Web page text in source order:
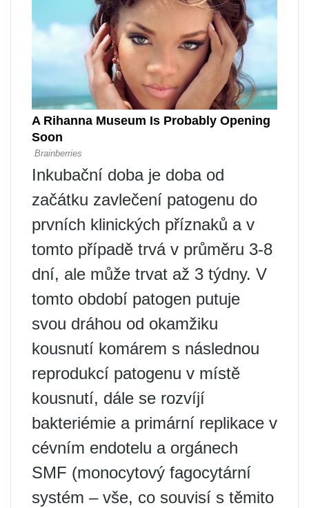
Inkubační doba je doba od
začátku zavlečení patogenu do
prvních klinických příznaků a v
tomto případě trvá v průměru 3-8
dní, ale může trvat až 3 týdny. V
tomto období patogen putuje
svou dráhou od okamžiku
kousnutí komárem s následnou
reprodukcí patogenu v místě
kousnutí, dále se rozvíjí
bakteriémie a primární replikace v
cévním endotelu a orgánech
SMF (monocytový fagocytární
systém – vše, co souvisí s těmito